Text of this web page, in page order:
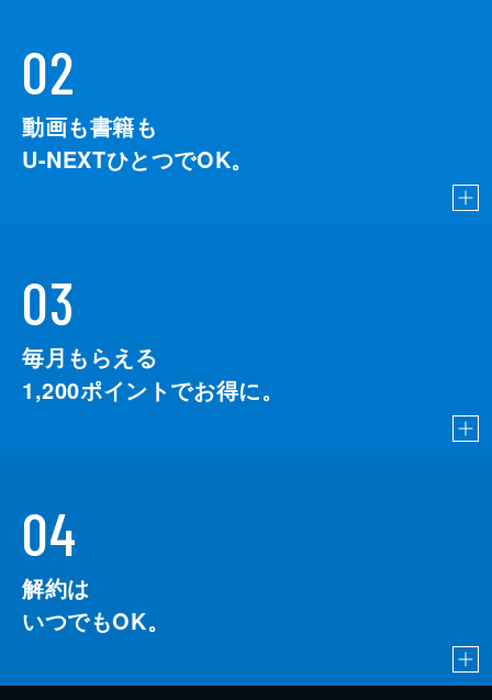
02
動画も書籍も
U-NEXTひとつでOK。
03
毎月もらえる
1,200ポイントでお得に。
04
解約は
いつでもOK。